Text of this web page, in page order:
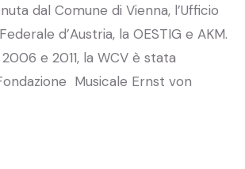
dal Comune di Vienna, l’Ufficio
d’Austria, la OESTIG e AKM.
e 2011, la WCV è stata
Musicale Ernst von